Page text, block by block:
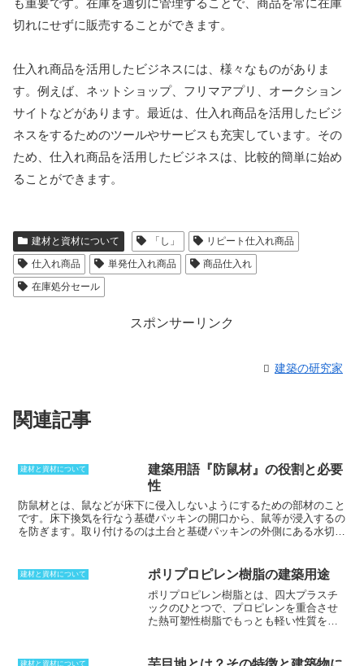
も重要です。在庫を適切に管理することで、商品を常に在庫
切れにせずに販売することができます。
仕入れ商品を活用したビジネスには、様々なものがありま
す。例えば、ネットショップ、フリマアプリ、オークション
サイトなどがあります。最近は、仕入れ商品を活用したビジ
ネスをするためのツールやサービスも充実しています。その
ため、仕入れ商品を活用したビジネスは、比較的簡単に始め
ることができます。
建材と資材について 「し」
リピート仕入れ商品
仕入れ商品
単発仕入れ商品
商品仕入れ
在庫処分セール
スポンサーリンク
建築の研究家
関連記事
建材と資材について
建築用語『防鼠材』の役割と必要
性
防鼠材とは、鼠などが床下に侵入しないようにするための部材のこと
です。 床下換気を行なう基礎パッキンの開口から、鼠等が浸入するの
を防ぎます。取り付けるのは土台と基礎パッキンの外側にある水切り
は、基礎パッキンを利用する際に必ず建物外周部に防鼠材を設置しな
ければならないです。
また、水切りの下端と防鼠材の先端、立ち上が
り基礎仕上げ面との隙間は換気のために10mm以上空ける必要があり
建材と資材について ポリプロピレン樹脂の建築用途
ポリプロピレン樹脂とは、四大プラスチ
ックのひとつで、プロピレンを重合させ
た熱可塑性樹脂でもっとも軽い性質を持
ロピレンの付加重合によって得られま
建材と資材について